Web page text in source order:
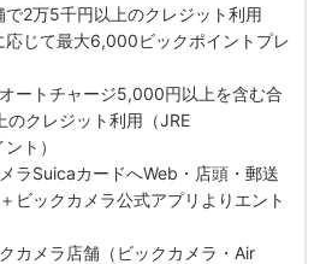
で2万5千円以上のクレジット利用
応じて最大6,000ビックポイントプレ
ートチャージ5,000円以上を含む合
のクレジット利用（JRE
ト）
ラSuicaカードへWeb・店頭・郵送
ビックカメラ公式アプリよりエント
カメラ店舗（ビックカメラ・Air